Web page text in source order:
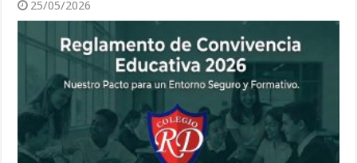
25/05/2026